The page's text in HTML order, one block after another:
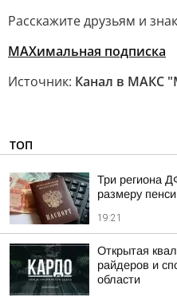
Расскажите друзьям и
МАХимальная подписка
Источник: Канал в МАКС
ТОП
Три региона
размеру
19:21
Открытая
райдеров и
области